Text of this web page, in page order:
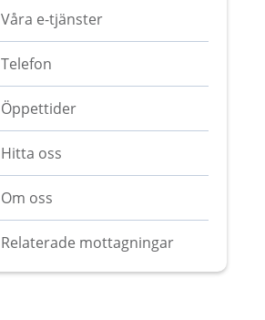
Våra e-tjänster
Telefon
Öppettider
Hitta oss
Om oss
Relaterade mottagningar